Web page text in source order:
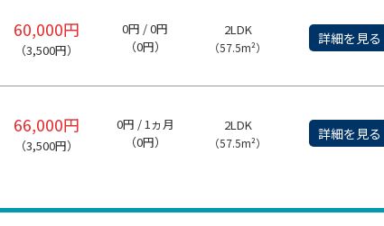
60,000円
（3,500円）
0円 / 0円
（0円）
2LDK
（57.5m²）
詳細を見る
66,000円
（3,500円）
0円 / 1ヵ月
（0円）
2LDK
（57.5m²）
詳細を見る